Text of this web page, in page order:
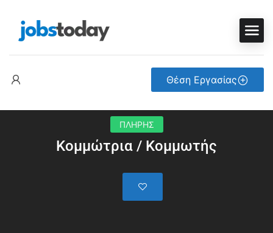
Θέση Εργασίας
ΠΛΗΡΗΣ
Κομμώτρια / Κομμωτής